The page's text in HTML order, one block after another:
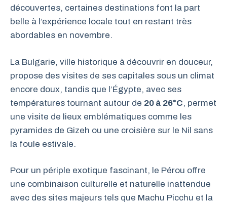
découvertes, certaines destinations font la part
belle à l’expérience locale tout en restant très
abordables en novembre.
La Bulgarie, ville historique à découvrir en douceur,
propose des visites de ses capitales sous un climat
encore doux, tandis que l’Égypte, avec ses
températures tournant autour de 20 à 26°C, permet
une visite de lieux emblématiques comme les
pyramides de Gizeh ou une croisière sur le Nil sans
la foule estivale.
Pour un périple exotique fascinant, le Pérou offre
une combinaison culturelle et naturelle inattendue
avec des sites majeurs tels que Machu Picchu et la